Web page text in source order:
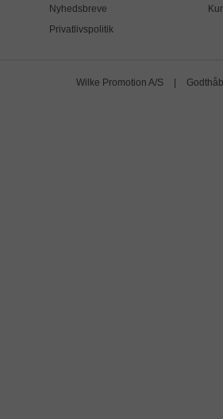
Nyhedsbreve
Privatlivspolitik
Wilke Promotion A/S